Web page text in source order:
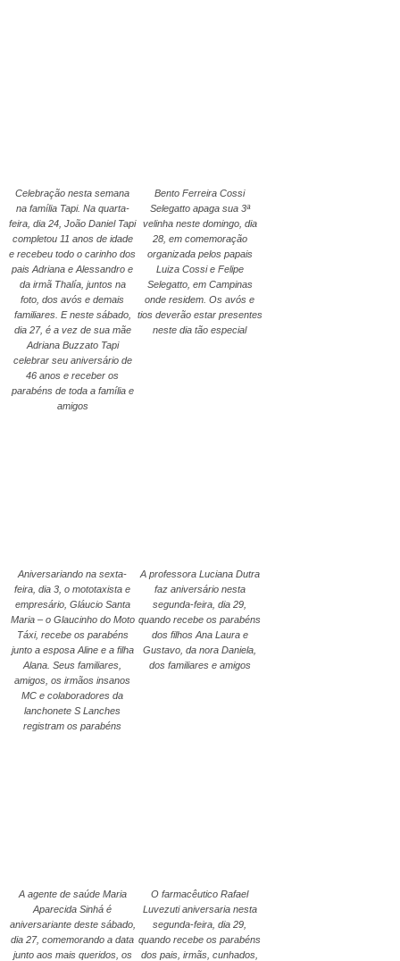
Celebração nesta semana
na família Tapi. Na quarta-
feira, dia 24, João Daniel Tapi
completou 11 anos de idade
e recebeu todo o carinho dos
pais Adriana e Alessandro e
da irmã Thalía, juntos na
foto, dos avós e demais
familiares. E neste sábado,
dia 27, é a vez de sua mãe
Adriana Buzzato Tapi
celebrar seu aniversário de
46 anos e receber os
parabéns de toda a família e
amigos
Bento Ferreira Cossi
Selegatto apaga sua 3ª
velinha neste domingo, dia
28, em comemoração
organizada pelos papais
Luiza Cossi e Felipe
Selegatto, em Campinas
onde residem. Os avós e
tios deverão estar presentes
neste dia tão especial
Aniversariando na sexta-
feira, dia 3, o mototaxista e
empresário, Gláucio Santa
Maria – o Glaucinho do Moto
Táxi, recebe os parabéns
junto a esposa Aline e a filha
Alana. Seus familiares,
amigos, os irmãos insanos
MC e colaboradores da
lanchonete S Lanches
registram os parabéns
A professora Luciana Dutra
faz aniversário nesta
segunda-feira, dia 29,
quando recebe os parabéns
dos filhos Ana Laura e
Gustavo, da nora Daniela,
dos familiares e amigos
A agente de saúde Maria
Aparecida Sinhá é
aniversariante deste sábado,
dia 27, comemorando a data
junto aos mais queridos, os
O farmacêutico Rafael
Luvezuti aniversaria nesta
segunda-feira, dia 29,
quando recebe os parabéns
dos pais, irmãs, cunhados,